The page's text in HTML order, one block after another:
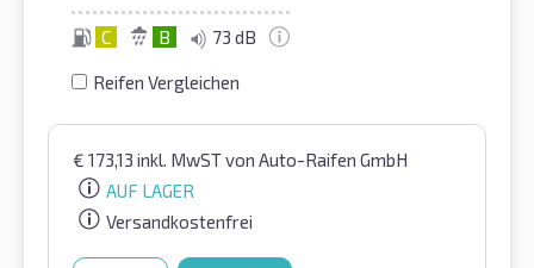
C B 73 dB
Reifen Vergleichen
€ 173,13 inkl. MwSTvon Auto-Raifen GmbH
AUF LAGER
Versandkostenfrei